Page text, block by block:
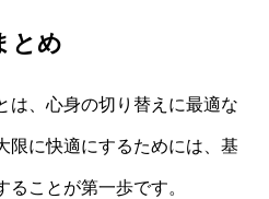
とめ
は、心身の切り替えに最適な
限に快適にするためには、基
ことが第一歩です。